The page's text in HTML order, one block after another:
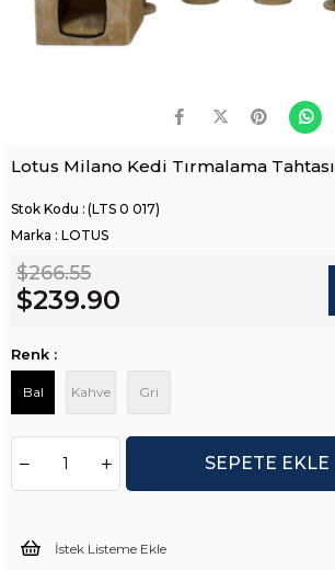
Lotus Milano Kedi Tırmalama Tahtası
(LTS 0 017)
Marka : LOTUS
$266.55
$239.90
Renk :
Bal Kahve Gri
İstek Listeme Ekle